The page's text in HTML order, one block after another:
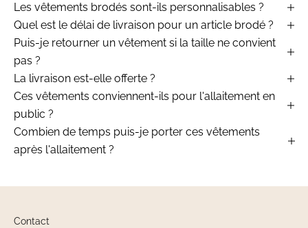
Les vêtements brodés sont-ils personnalisables ?
Quel est le délai de livraison pour un article brodé ?
Puis-je retourner un vêtement si la taille ne convient
pas ?
La livraison est-elle offerte ?
Ces vêtements conviennent-ils pour l'allaitement en
public ?
Combien de temps puis-je porter ces vêtements
après l'allaitement ?
Contact